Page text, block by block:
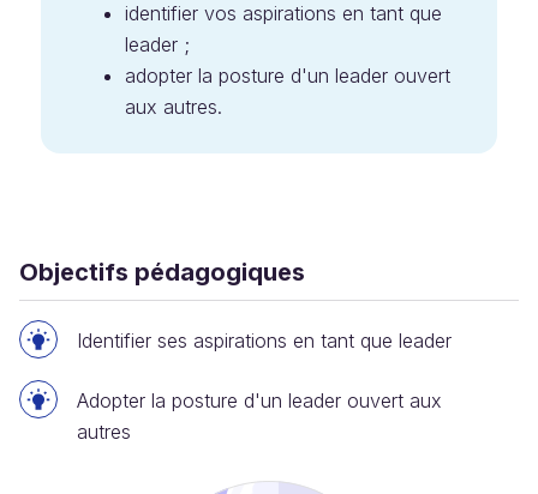
identifier vos aspirations en tant que
leader ;
adopter la posture d'un leader ouvert
aux autres.
Objectifs pédagogiques
Identifier ses aspirations en tant que leader
Adopter la posture d'un leader ouvert aux
autres